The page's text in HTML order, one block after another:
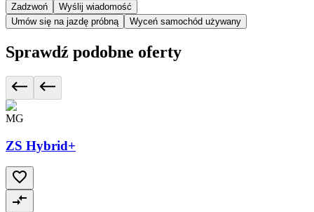
Zadzwoń
Wyślij wiadomość
Umów się na jazdę próbną
Wyceń samochód używany
Sprawdź podobne oferty
MG
ZS Hybrid+